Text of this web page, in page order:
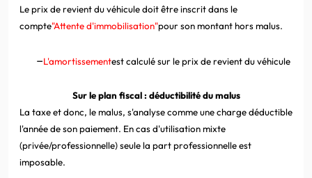
Le prix de revient du véhicule doit être inscrit dans le
compte"Attente d'immobilisation"pour son montant hors malus.
–L'amortissementestcalculé sur le prix de revient du véhicule
Sur le plan fiscal : déductibilité du malus
La taxe et donc, le malus, s'analyse comme une charge déductible
l'année de son paiement. En cas d'utilisation mixte
(privée/professionnelle) seule la part professionnelle est
imposable.